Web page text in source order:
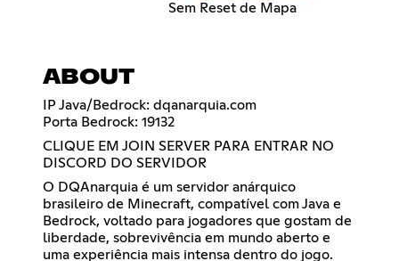
Sem Reset de Mapa
ABOUT
IP Java/Bedrock: dqanarquia.com
Porta Bedrock: 19132
CLIQUE EM JOIN SERVER PARA ENTRAR NO
DISCORD DO SERVIDOR
O DQAnarquia é um servidor anárquico
brasileiro de Minecraft, compatível com Java e
Bedrock, voltado para jogadores que gostam de
liberdade, sobrevivência em mundo aberto e
uma experiência mais intensa dentro do jogo.